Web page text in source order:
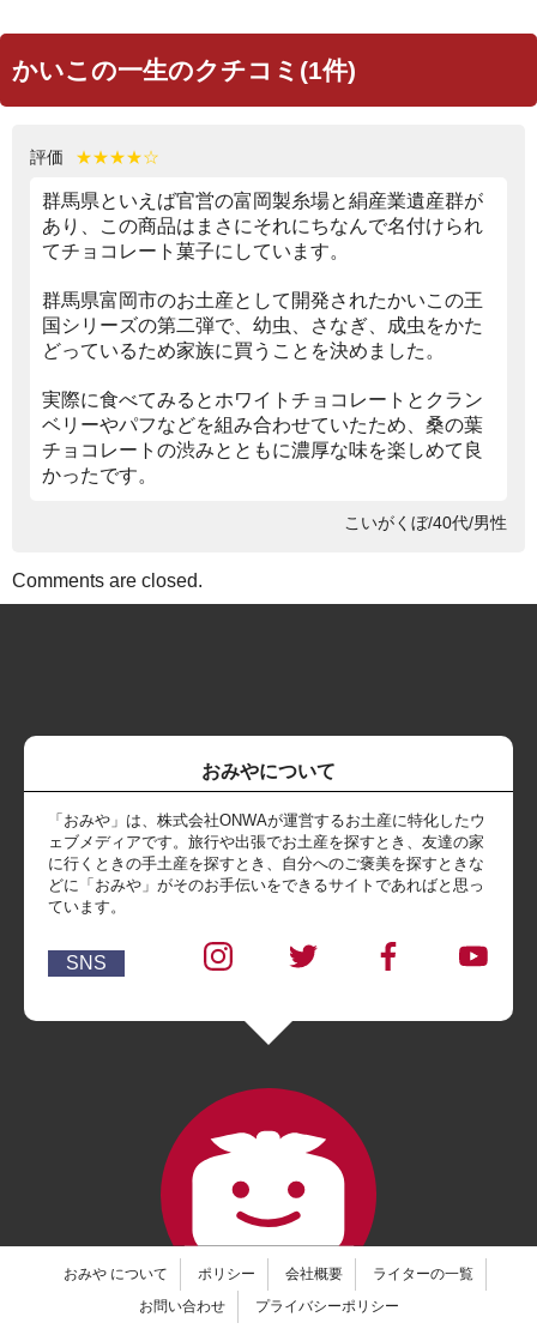
かいこの一生のクチコミ(1件)
評価 ★★★★☆
群馬県といえば官営の富岡製糸場と絹産業遺産群が
あり、この商品はまさにそれにちなんで名付けられ
てチョコレート菓子にしています。
群馬県富岡市のお土産として開発されたかいこの王
国シリーズの第二弾で、幼虫、さなぎ、成虫をかた
どっているため家族に買うことを決めました。
実際に食べてみるとホワイトチョコレートとクラン
ベリーやパフなどを組み合わせていたため、桑の葉
チョコレートの渋みとともに濃厚な味を楽しめて良
かったです。
こいがくぼ/40代/男性
Comments are closed.
おみやについて
「おみや」は、株式会社ONWAが運営するお土産に特化したウ
ェブメディアです。旅行や出張でお土産を探すとき、友達の家
に行くときの手土産を探すとき、自分へのご褒美を探すときな
どに「おみや」がそのお手伝いをできるサイトであればと思っ
ています。
SNS
おみや について ポリシー 会社概要
ライターの一覧
お問い合わせ
プライバシーポリシー